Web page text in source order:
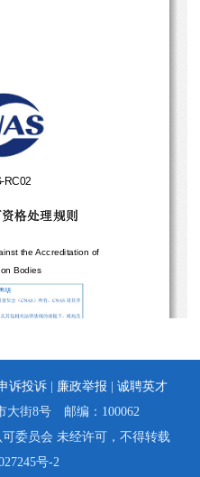
诉投诉 | 廉政举报 |诚聘英才
大街8号 邮编：100062
委员会 未经许可，不得转载
号-2